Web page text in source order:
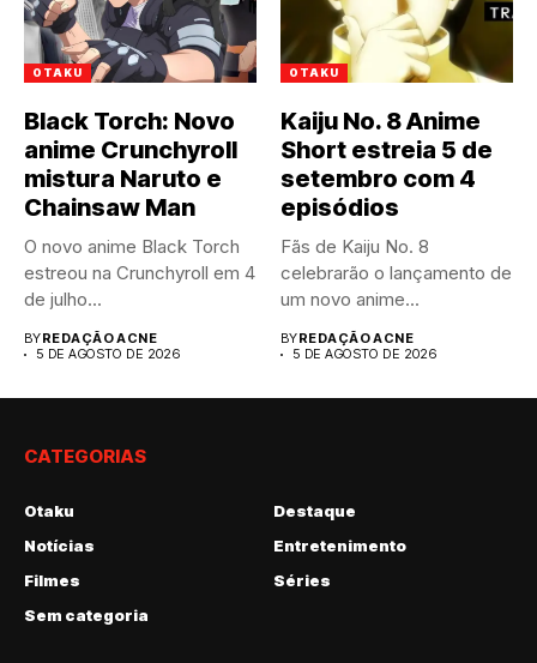
OTAKU
Black Torch: Novo
anime Crunchyroll
mistura Naruto e
Chainsaw Man
O novo anime Black Torch
estreou na Crunchyroll em 4
de julho...
BYREDAÇÃO ACNE
5 DE AGOSTO DE 2026
OTAKU
Kaiju No. 8 Anime
Short estreia 5 de
setembro com 4
episódios
Fãs de Kaiju No. 8
celebrarão o lançamento de
um novo anime...
BYREDAÇÃO ACNE
5 DE AGOSTO DE 2026
CATEGORIAS
Otaku
Destaque
Notícias
Entretenimento
Filmes
Séries
Sem categoria